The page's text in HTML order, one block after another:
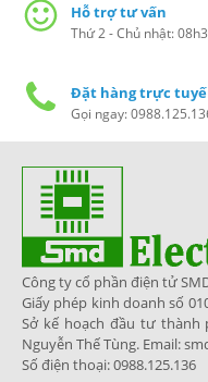
Hỗ trợ tư vấn
Thứ 2 - Chủ nhật:
Đặt hàng trực
Gọi ngay:
Công ty cổ phần điện tử
Giấy phép kinh doanh số
Sở kế hoạch đầu tư thành
Nguyễn Thế Tùng. Email:
Số điện thoại: 0988.125.136